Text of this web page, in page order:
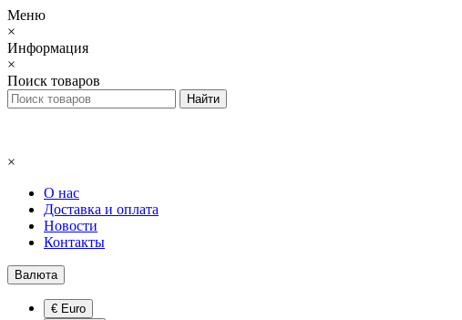
Меню
×
Информация
×
Поиск товаров
×
О нас
Доставка и оплата
Новости
Контакты
Валюта
€ Euro